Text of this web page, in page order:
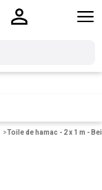
Toile de hamac - 2 x 1 m -